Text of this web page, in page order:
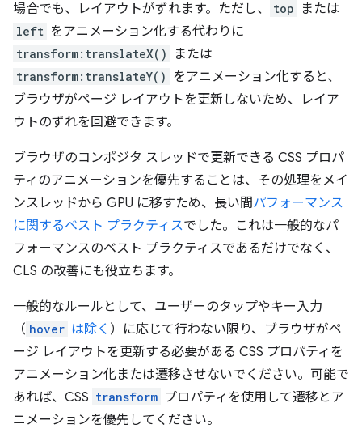
場合でも、レイアウトがずれます。ただし、
top または
left をアニメーション化する代わりに
transform:translateX() または
transform:translateY() をアニメーション化すると、
ブラウザがページ レイアウトを更新しないため、レイア
ウトのずれを回避できます。
ブラウザのコンポジタ スレッドで更新できる CSS プロパ
ティのアニメーションを優先することは、その処理をメイ
ンスレッドから GPU に移すため、長い間パフォーマンス
に関するベスト プラクティスでした。これは一般的なパ
フォーマンスのベスト プラクティスであるだけでなく、
CLS の改善にも役立ちます。
一般的なルールとして、ユーザーのタップやキー入力
（ hover は除く ）に応じて行わない限り、ブラウザがペ
ージ レイアウトを更新する必要がある CSS プロパティを
アニメーション化または遷移させないでください。可能で
あれば、CSS transform プロパティを使用して遷移とア
ニメーションを優先してください。